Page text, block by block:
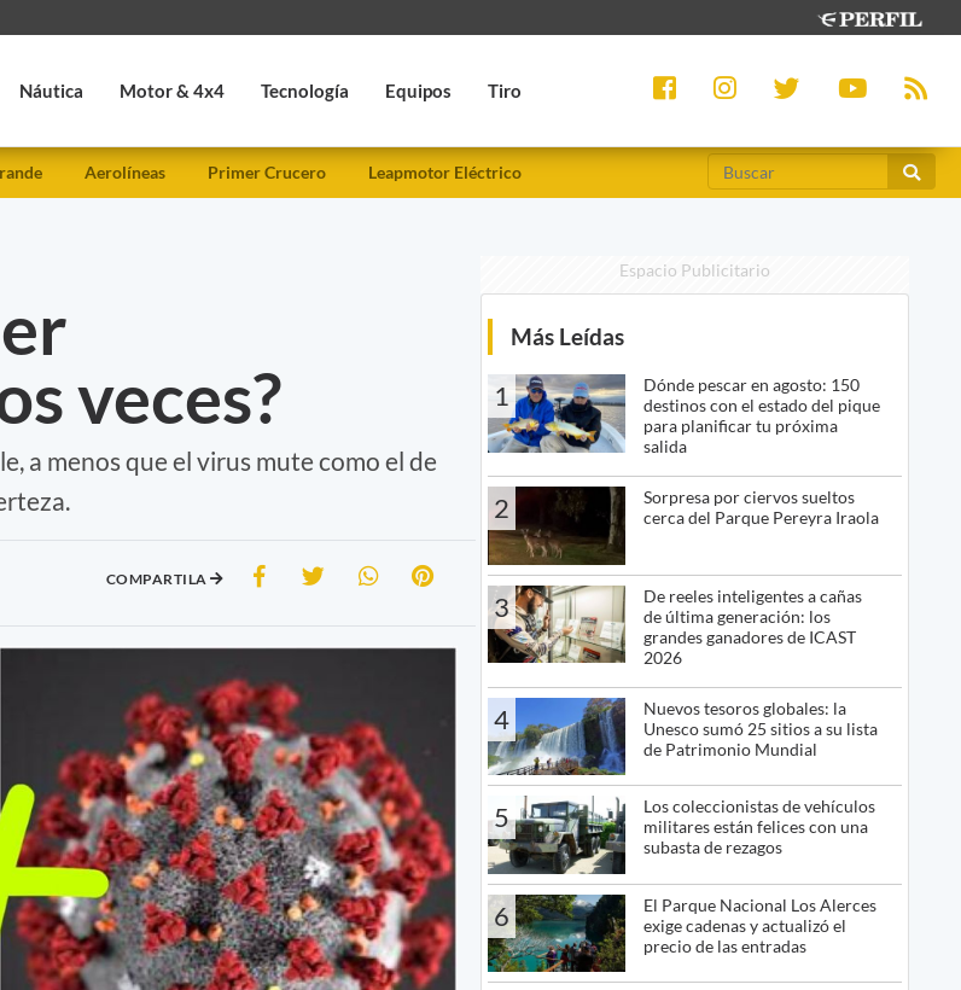
Náutica Motor & 4x4 Tecnología Equipos Tiro
Aerolíneas Primer Crucero Leapmotor Eléctrico
veces?
a menos que el virus mute como el de
COMPARTILA
Espacio Publicitario
Más Leídas
1
Dónde pescar en agosto: 150
destinos con el estado del pique
para planificar tu próxima
salida
2
Sorpresa por ciervos sueltos
cerca del Parque Pereyra Iraola
3
De reeles inteligentes a cañas
de última generación: los
grandes ganadores de ICAST
2026
4
Nuevos tesoros globales: la
Unesco sumó 25 sitios a su lista
de Patrimonio Mundial
5
Los coleccionistas de vehículos
militares están felices con una
subasta de rezagos
6
El Parque Nacional Los Alerces
exige cadenas y actualizó el
precio de las entradas